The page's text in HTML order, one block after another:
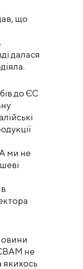
що
далася
до ЄС
А ми не
не
якихось